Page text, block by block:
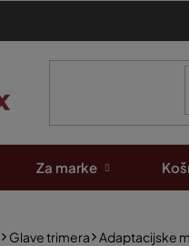
Za marke
Glave trimera Adaptacijske